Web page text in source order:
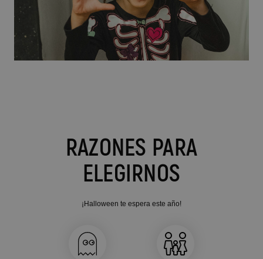
RAZONES PARA
ELEGIRNOS
¡Halloween te espera este año!